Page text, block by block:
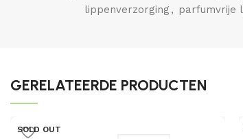
lippenverzorging , parfumvrije
GERELATEERDE PRODUCTEN
SOLD OUT